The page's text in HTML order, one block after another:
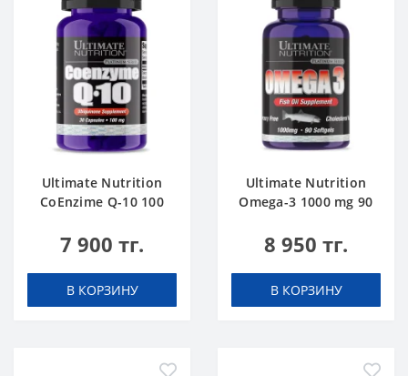
Ultimate Nutrition
CoEnzime Q-10 100
7 900 тг.
В КОРЗИНУ
Ultimate Nutrition
Omega-3 1000 mg 90
8 950 тг.
В КОРЗИНУ